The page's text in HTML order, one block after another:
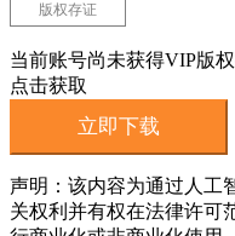
版权存证
当前账号尚未获得VIP版
点击获取
立即下载
声明：该内容为通过人工
关权利并有权在法律许可